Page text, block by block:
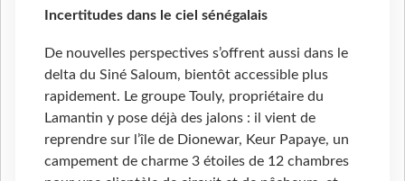
Incertitudes dans le ciel sénégalais
De nouvelles perspectives s’offrent aussi dans le
delta du Siné Saloum, bientôt accessible plus
rapidement. Le groupe Touly, propriétaire du
Lamantin y pose déjà des jalons : il vient de
reprendre sur l’île de Dionewar, Keur Papaye, un
campement de charme 3 étoiles de 12 chambres